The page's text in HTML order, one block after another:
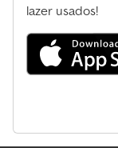
lazer usados!